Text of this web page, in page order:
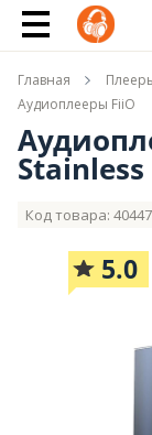
Имя
Телефон
Главная
Аудиоплееры FiiO
Stainless
Код товара: 40447
5.0